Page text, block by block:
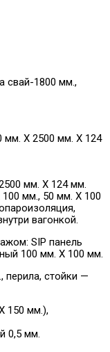
свай-1800 мм.,
мм. Х 2500 мм. Х 124
мм. Х 124 мм.
мм., 50 мм. Х 100
вагонкой.
SIP панель
100 мм. Х 100 мм.
перила, стойки —
150 мм.),
0,5 мм.